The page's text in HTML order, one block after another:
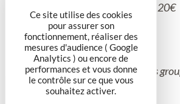
Pack famille : 20€
Possibilité de visite pour les
Ce site utilise des cookies
pour assurer son
fonctionnement, réaliser des
mesures d'audience ( Google
Analytics ) ou encore de
performances et vous donne
le contrôle sur ce que vous
souhaitez activer.